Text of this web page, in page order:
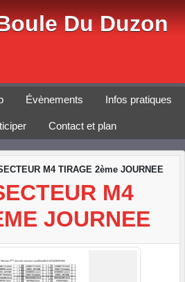
Du Duzon
Évènements Infos pratiques
Contact et plan
M4 TIRAGE 2ème JOURNEE
M4
JOURNEE